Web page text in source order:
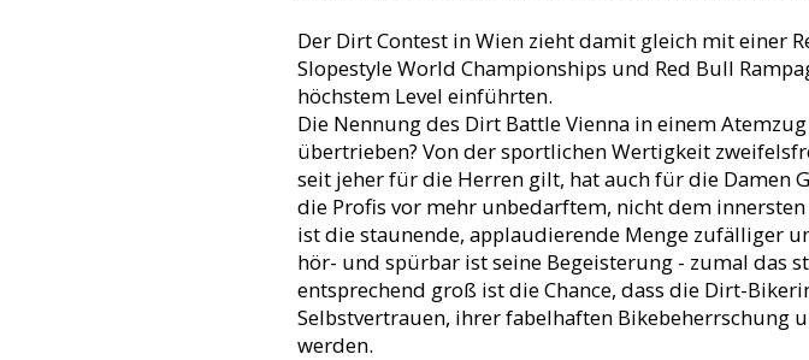
Der Dirt Contest in Wien zieht damit gleich mit einer
Slopestyle World Championships und Red Bull
höchstem Level einführten.
Die Nennung des Dirt Battle Vienna in einem
übertrieben? Von der sportlichen Wertigkeit
seit jeher für die Herren gilt, hat auch für die Damen
die Profis vor mehr unbedarftem, nicht dem
ist die staunende, applaudierende Menge zufälliger
hör- und spürbar ist seine Begeisterung - zumal das
entsprechend groß ist die Chance, dass die Dirt-
Selbstvertrauen, ihrer fabelhaften Bikebeherrschung
werden.